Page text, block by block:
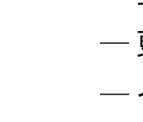
─
─